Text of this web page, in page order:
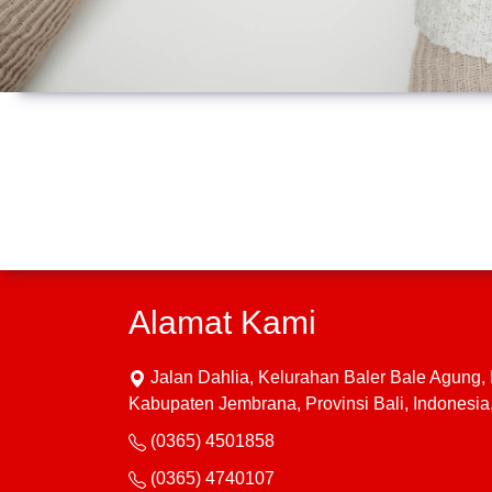
Alamat Kami
Jalan Dahlia, Kelurahan Baler Bale Agung,
Kabupaten Jembrana, Provinsi Bali,
(0365) 4501858
(0365) 4740107